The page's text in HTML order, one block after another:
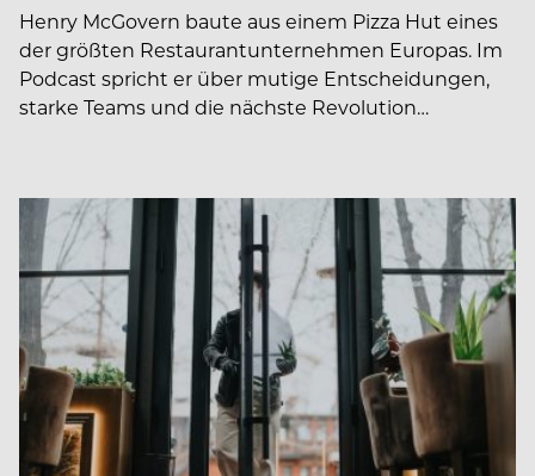
Henry McGovern baute aus einem Pizza Hut eines
der größten Restaurantunternehmen Europas. Im
Podcast spricht er über mutige Entscheidungen,
starke Teams und die nächste Revolution…